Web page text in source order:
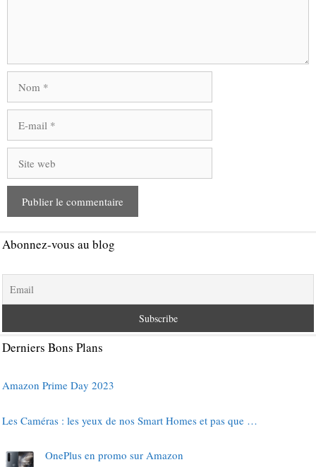
mail
web
Abonnez-vous au blog
Derniers Bons Plans
Amazon Prime Day 2023
Les Caméras : les yeux de nos Smart Homes et pas que …
OnePlus en promo sur Amazon